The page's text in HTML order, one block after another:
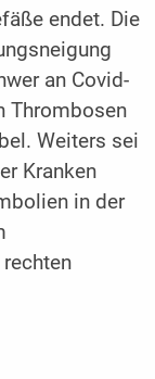
endet. Die
an Covid-
Thrombosen
Weiters sei
Kranken
in der